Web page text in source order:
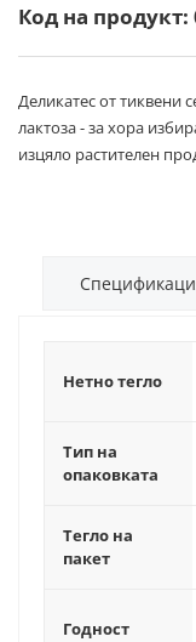
Код на продукт:
Деликатес от тиквени
лактоза - за хора
изцяло растителен
Нетно тегло
Тип на
опаковката
Тегло на
пакет
Годност